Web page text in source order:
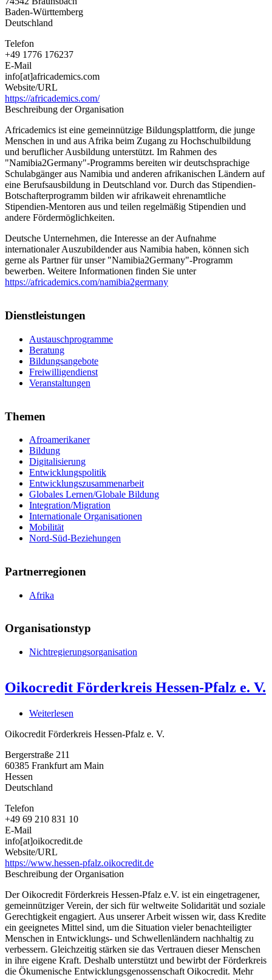
Baden-Württemberg
Deutschland
Telefon
+49 1776 176237
E-Mail
info[at]africademics.com
Website/URL
https://africademics.com/
Beschreibung der Organisation
Africademics ist eine gemeinnützige Bildungsplattform, die junge
Menschen in und aus Afrika beim Zugang zu Hochschulbildung
und beruflicher Ausbildung unterstützt. Im Rahmen des
"Namibia2Germany"-Programms bereiten wir deutschsprachige
Schulabgänger aus Namibia und anderen afrikanischen Ländern auf
eine Berufsausbildung in Deutschland vor. Durch das Stipendien-
Botschafterprogramm bilden wir afrikaweit ehrenamtliche
Stipendien-Mentoren aus und teilen regelmäßig Stipendien und
andere Fördermöglichkeiten.
Deutsche Unternehmen, die Interesse an der Aufnahme
internationaler Auszubildender aus Namibia haben, können sich
gerne als Partner für unser "Namibia2Germany"-Programm
bewerben. Weitere Informationen finden Sie unter
https://africademics.com/namibia2germany
Dienstleistungen
Austauschprogramme
Beratung
Bildungsangebote
Freiwilligendienst
Veranstaltungen
Themen
Afroamerikaner
Bildung
Digitalisierung
Entwicklungspolitik
Entwicklungszusammenarbeit
Globales Lernen/Globale Bildung
Integration/Migration
Internationale Organisationen
Mobilität
Nord-Süd-Beziehungen
Partnerregionen
Afrika
Organisationstyp
Nichtregierungsorganisation
Oikocredit Förderkreis Hessen-Pfalz e. V.
Weiterlesen
Förderkreis
e.
Oikocredit Förderkreis Hessen-Pfalz e. V.
Bergerstraße 211
60385 Frankfurt am Main
Hessen
Deutschland
Telefon
+49 69 210 831 10
E-Mail
info[at]oikocredit.de
Website/URL
https://www.hessen-pfalz.oikocredit.de
Beschreibung der Organisation
Der Oikocredit Förderkreis Hessen-Pfalz e.V. ist ein eingetragener,
gemeinnütziger Verein, der sich für weltweite Solidarität und soziale
Gerechtigkeit engagiert. Aus unserer Arbeit wissen wir, dass Kredite
ein geeignetes Mittel sind, um die Situation vieler benachteiligter
Menschen in Entwicklungs- und Schwellenländern nachhaltig zu
verbessern. Gleichzeitig stärken sie das Vertrauen dieser Menschen
in ihre eigene Kraft. Deshalb unterstützt und bewirbt der Förderkreis
die Ökumenische Entwicklungsgenossenschaft Oikocredit. Mehr